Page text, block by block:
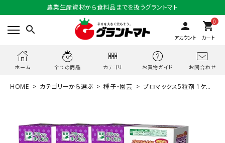
農業生産資材から食料品までを扱うグラントマト
search person
アカウント
0
shopping_cart
カート
ホーム 全ての商品 カテゴリ お買物ガイド お問合わせ
HOME カテゴリーから選ぶ 種子・園芸
ブロマックス5粒剤 1ケー